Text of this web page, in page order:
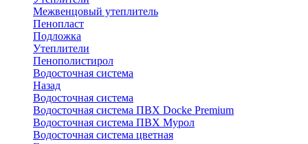
Межвенцовый утеплитель
Пенопласт
Подложка
Утеплители
Пенополистирол
Водосточная система
Назад
Водосточная система
Водосточная система ПВХ Docke Premium
Водосточная система ПВХ Мурол
Водосточная система цветная